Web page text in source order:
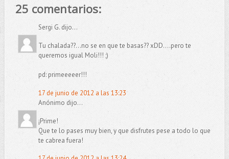
25 comentarios:
Sergi G. dijo...
Tu chalada??...no se en que te basas?? xDD....pero te
queremos igual Moli!!! ;)
pd: primeeeeer!!!
17 de junio de 2012 a las 13:23
Anónimo dijo...
¡Prime!
Que te lo pases muy bien, y que disfrutes pese a todo lo que
te cabrea fuera!